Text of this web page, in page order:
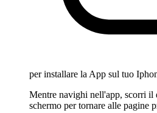
per installare la App sul tuo
Mentre navighi nell'app, scorri il
schermo per tornare alle pagine